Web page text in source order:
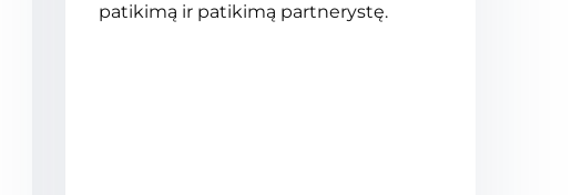
patikimą ir patikimą partnerystę.